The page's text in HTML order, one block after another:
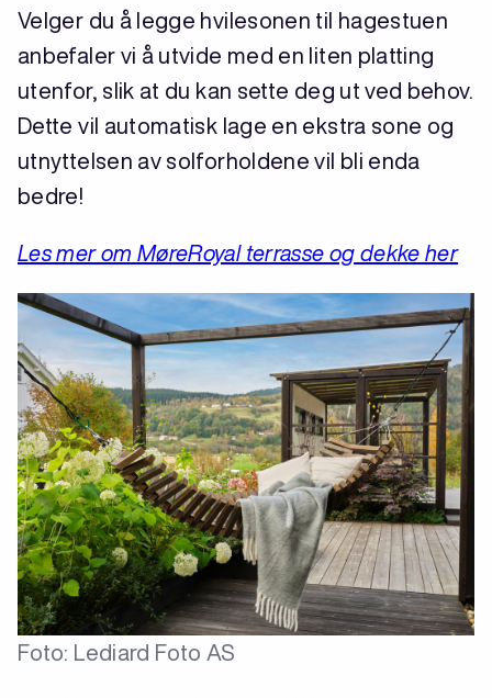
Velger du å legge hvilesonen til hagestuen
anbefaler vi å utvide med en liten platting
utenfor, slik at du kan sette deg ut ved behov.
Dette vil automatisk lage en ekstra sone og
utnyttelsen av solforholdene vil bli enda
bedre!
Les mer om MøreRoyal terrasse og dekke her
Foto: Lediard Foto AS